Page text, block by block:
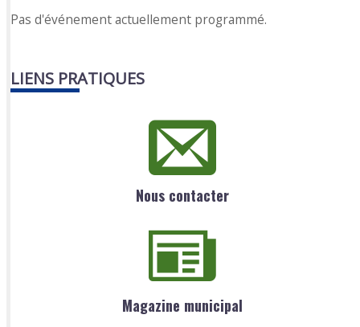
Pas d'événement actuellement programmé.
LIENS PRATIQUES
Nous contacter
Magazine municipal